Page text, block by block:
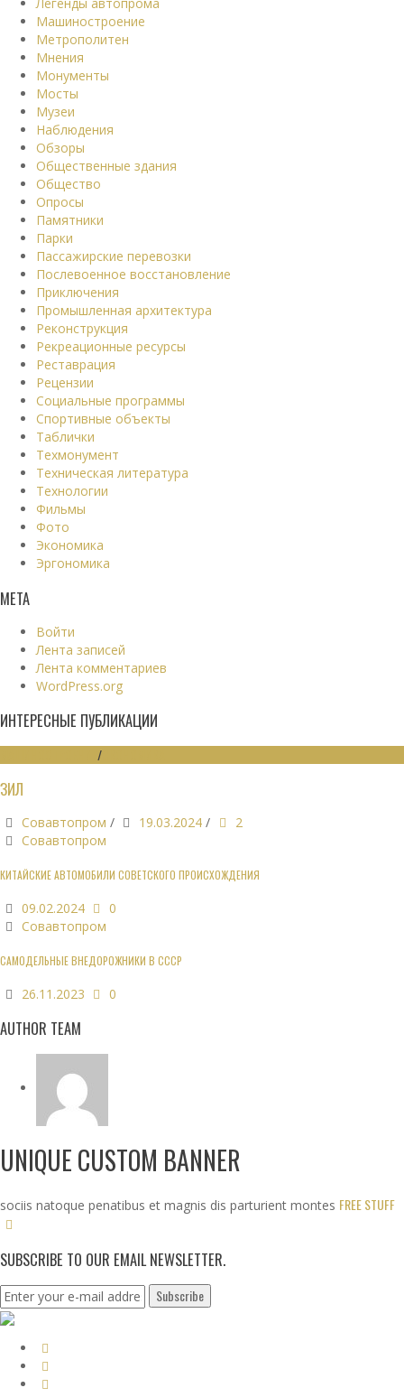
Машиностроение
Метрополитен
Мнения
Монументы
Мосты
Музеи
Наблюдения
Обзоры
Общественные здания
Общество
Опросы
Памятники
Парки
Пассажирские перевозки
Послевоенное восстановление
Приключения
Промышленная архитектура
Реконструкция
Рекреационные ресурсы
Реставрация
Рецензии
Социальные программы
Спортивные объекты
Таблички
Техмонумент
Техническая литература
Технологии
Фильмы
Фото
Экономика
Эргономика
МЕТА
Войти
Лента записей
Лента комментариев
WordPress.org
ИНТЕРЕСНЫЕ ПУБЛИКАЦИИ
/
ЗИЛ
Совавтопром / 19.03.2024 /
2
Совавтопром
КИТАЙСКИЕ АВТОМОБИЛИ СОВЕТСКОГО ПРОИСХОЖДЕНИЯ
09.02.2024
0
Совавтопром
САМОДЕЛЬНЫЕ ВНЕДОРОЖНИКИ В СССР
26.11.2023 0
AUTHOR TEAM
UNIQUE CUSTOM BANNER
sociis natoque penatibus et magnis dis parturient montes FREE STUFF
SUBSCRIBE TO OUR EMAIL NEWSLETTER.